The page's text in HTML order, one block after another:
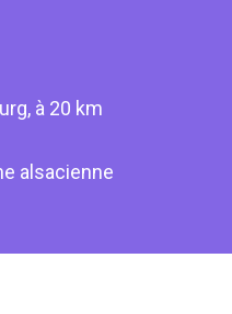
à 20 km
alsacienne